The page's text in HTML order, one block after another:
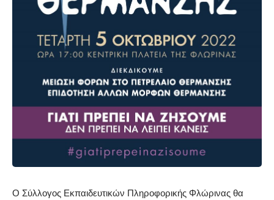
Ο Σύλλογος Εκπαιδευτικών Πληροφορικής Φλώρινας θα